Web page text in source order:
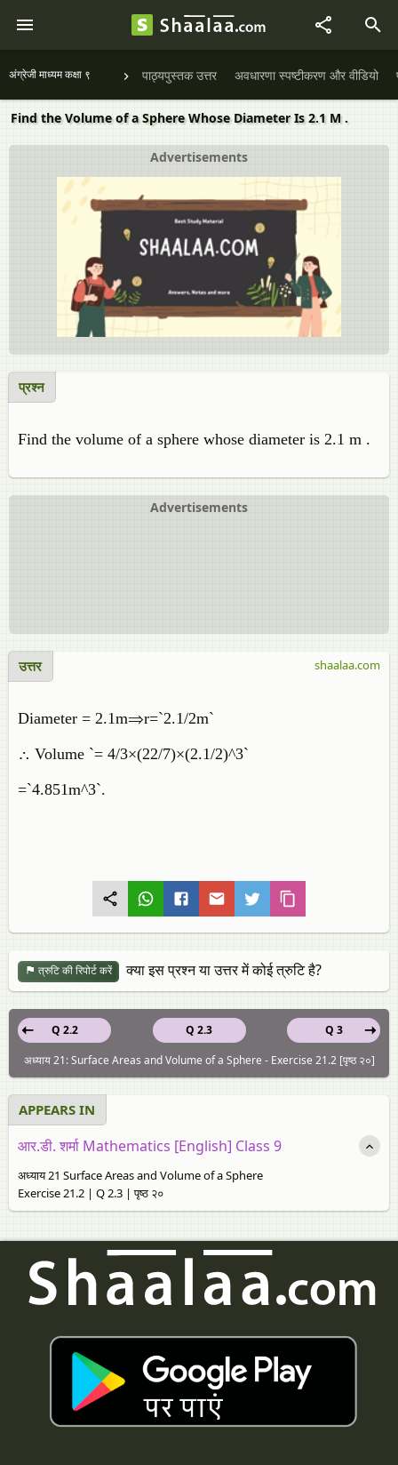
अंग्रेजी माध्यम कक्षा ९ पाठ्यपुस्तक उत्तर अवधारणा स्पष्टीकरण और वीडियो
Find the Volume of a Sphere Whose Diameter Is 2.1 M .
Advertisements
प्रश्न
Find the volume of a sphere whose diameter is 2.1 m .
Advertisements
उत्तर
Diameter = 2.1m⇒r=`2.1/2m`
∴ Volume `= 4/3×(22/7)×(2.1/2)^3`
=`4.851m^3`.
shaalaa.com
त्रुटि की रिपोर्ट करें क्या इस प्रश्न या उत्तर में कोई त्रुटि है?
Q 2.3
Q 2.2
Q 3
अध्याय 21: Surface Areas and Volume of a Sphere - Exercise 21.2 [पृष्ठ २०]
APPEARS IN
आर.डी. शर्मा Mathematics [English] Class 9
अध्याय 21 Surface Areas and Volume of a Sphere
Exercise 21.2 | Q 2.3 | पृष्ठ २०